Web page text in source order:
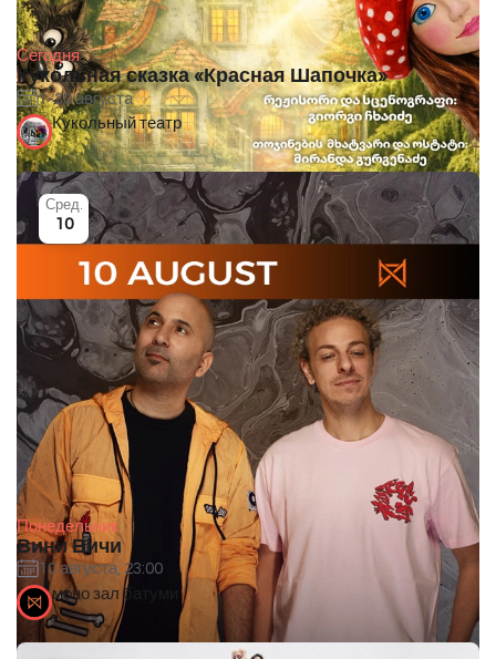
Сегодня
Кукольная сказка «Красная Шапочка»
1-30 августа
Кукольный театр
Понедельник
Вини Вичи
10 августа, 23:00
Сред.
10
моно зал батуми